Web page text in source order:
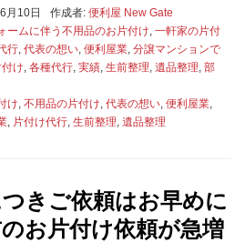
月10日 作成者: 便利屋 New Gate
ームに伴う不用品のお片付け 一軒家の片付
行 代表の想い 便利屋業 分譲マンションで
け 各種代行 実績 生前整理 遺品整理 部
け 不用品の片付け 代表の想い 便利屋業
片付け代行 生前整理 遺品整理
きご依頼はお早めに
お片付け依頼が急増